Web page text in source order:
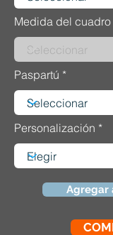
Medida del cuadro
Paspartú
Personalización
Agregar